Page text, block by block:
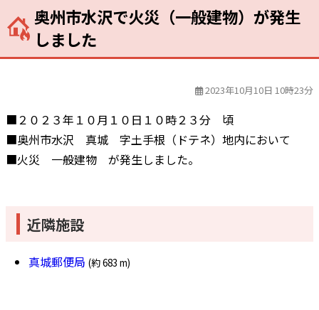
奥州市水沢で火災（一般建物）が発生
しました
2023年10月10日 10時23分
■２０２３年１０月１０日１０時２３分 頃
■奥州市水沢 真城 字土手根（ドテネ）地内において
■火災 一般建物 が発生しました。
近隣施設
真城郵便局 (約 683 m)